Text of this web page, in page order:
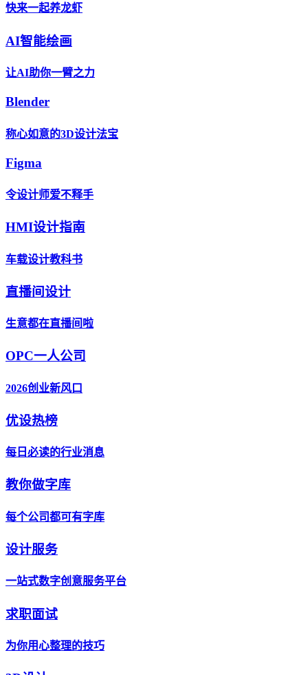
快来一起养龙虾
AI智能绘画
让AI助你一臂之力
Blender
称心如意的3D设计法宝
Figma
令设计师爱不释手
HMI设计指南
车载设计教科书
直播间设计
生意都在直播间啦
OPC一人公司
2026创业新风口
优设热榜
每日必读的行业消息
教你做字库
每个公司都可有字库
设计服务
一站式数字创意服务平台
求职面试
为你用心整理的技巧